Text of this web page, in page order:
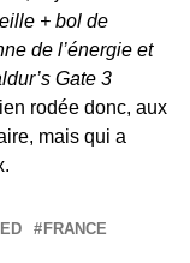
+ bol de
de l’énergie et
Gate 3
rodée donc, aux
mais qui a
FRANCE